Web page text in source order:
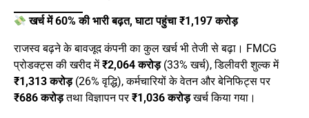
खर्च में 60% की भारी बढ़त, घाटा पहुंचा ₹1,197 करोड़
राजस्व बढ़ने के बावजूद कंपनी का कुल खर्च भी तेजी से बढ़ा। FMCG
प्रोडक्ट्स की खरीद में₹2,064 करोड़(33% खर्च), डिलीवरी शुल्क में
₹1,313 करोड़(26% वृद्धि), कर्मचारियों के वेतन और बेनिफिट्स पर
₹686 करोड़तथा विज्ञापन पर₹1,036 करोड़खर्च किया गया।